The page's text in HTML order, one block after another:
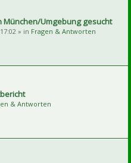
Umgebung gesucht
» in Fragen & Antworten
& Antworten